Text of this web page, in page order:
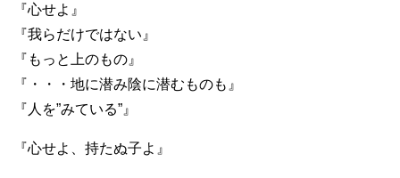
『心せよ』
『我らだけではない』
『もっと上のもの』
『・・・地に潜み陰に潜むものも』
『人を”みている”』
『心せよ、持たぬ子よ』